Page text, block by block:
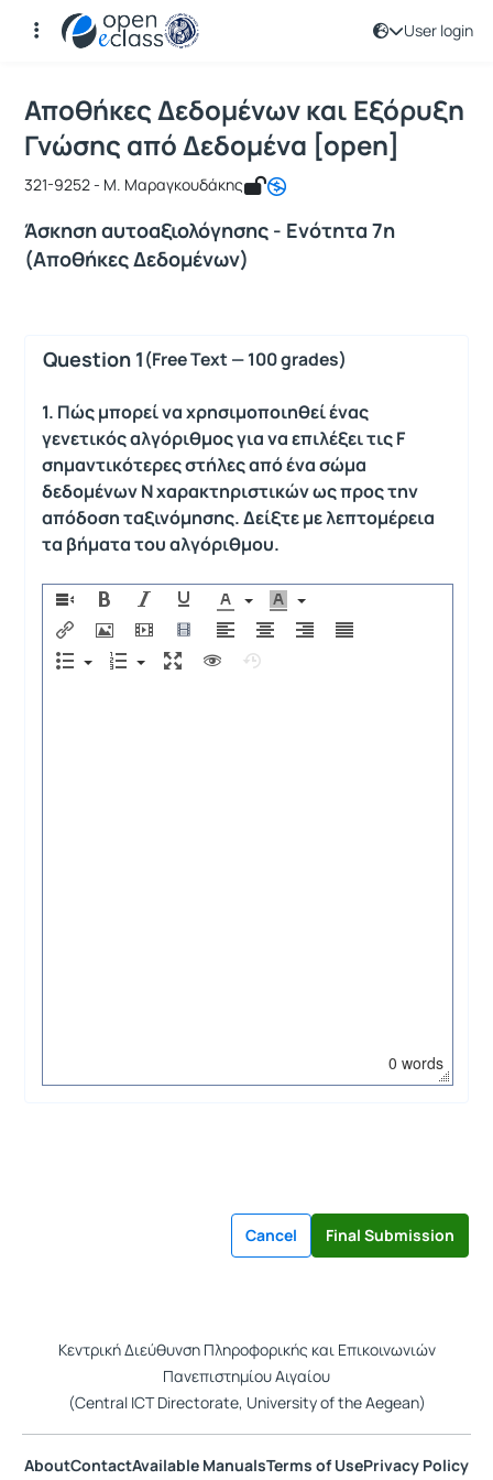
User login
Course : Αποθήκες Δεδομένων και
Course code : ICSD133
Αποθήκες Δεδομένων και Εξόρυξη
Γνώσης από Δεδομένα [open]
321-9252 - Μ. Μαραγκουδάκης
Άσκηση αυτοαξιολόγησης - Ενότητα 7η
(Αποθήκες Δεδομένων)
Question 1(Free Text — 100 grades)
1. Πώς μπορεί να χρησιμοποιηθεί ένας
γενετικός αλγόριθμος για να επιλέξει τις F
σημαντικότερες στήλες από ένα σώμα
δεδομένων N χαρακτηριστικών ως προς την
απόδοση ταξινόμησης. Δείξτε με λεπτομέρεια
τα βήματα του αλγόριθμου.
0 words
Κεντρική Διεύθυνση Πληροφορικής και Επικοινωνιών
Πανεπιστημίου Αιγαίου
(Central ICT Directorate, University of the Aegean)
AboutContactAvailable ManualsTerms of UsePrivacy Policy